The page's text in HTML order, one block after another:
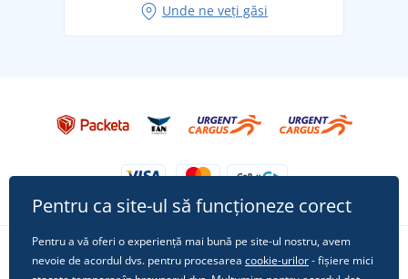
Tricoul preferat City în rol principal: ținute pentru
Unde ne veți găsi
Urmărește-ne pe rețelele sociale
Pentru ca site-ul să funcționeze corect
Pentru a vă oferi o experiență mai bună pe site-ul nostru, avem
nevoie de acordul dvs. pentru procesarea cookie-urilor- fișiere mici